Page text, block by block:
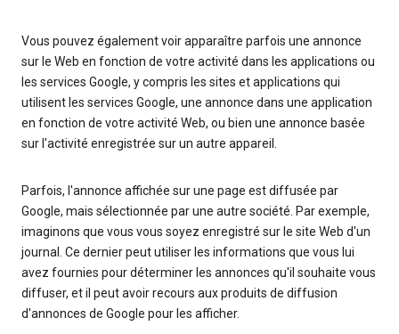
Vous pouvez également voir apparaître parfois une annonce
sur le Web en fonction de votre activité dans les applications ou
les services Google, y compris les sites et applications qui
utilisent les services Google, une annonce dans une application
en fonction de votre activité Web, ou bien une annonce basée
sur l'activité enregistrée sur un autre appareil.
Parfois, l'annonce affichée sur une page est diffusée par
Google, mais sélectionnée par une autre société. Par exemple,
imaginons que vous vous soyez enregistré sur le site Web d'un
journal. Ce dernier peut utiliser les informations que vous lui
avez fournies pour déterminer les annonces qu'il souhaite vous
diffuser, et il peut avoir recours aux produits de diffusion
d'annonces de Google pour les afficher.